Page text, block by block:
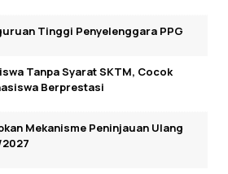
Tinggi Penyelenggara PPG
Tanpa Syarat SKTM, Cocok
Berprestasi
Mekanisme Peninjauan Ulang